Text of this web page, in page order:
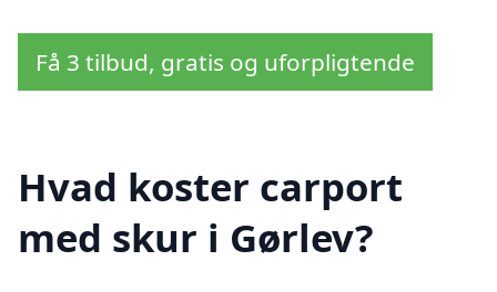
Få 3 tilbud, gratis og uforpligtende
Hvad koster carport
med skur i Gørlev?